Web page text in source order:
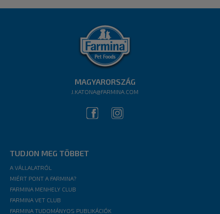
MAGYARORSZÁG
J.KATONA@FARMINA.COM
TUDJON MEG TÖBBET
A VÁLLALATRÓL
MIÉRT PONT A FARMINA?
FARMINA MENHELY CLUB
FARMINA VET CLUB
FARMINA TUDOMÁNYOS PUBLIKÁCIÓK